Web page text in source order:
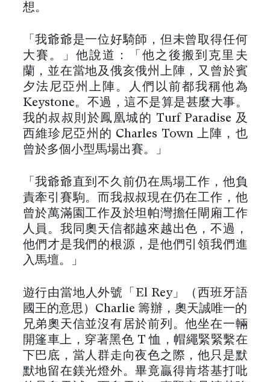
想。
「我爺爺是一位好騎師，但未曾取得任何
大賽。」他說道：「他之後搬到克里夫
蘭，並在當地及俄亥俄州上陣，又曾於賓
夕法尼亞州上陣。人們以前都我稱他為
Keystone。不過，這不是算是甚麼大事。
我的叔叔則於鳳凰城的 Turf Paradise 及
西維珍尼亞州的 Charles Town 上陣，也
曾於多個小型馬場出賽。」
「我爺爺直到不久前仍在馬場工作，他負
責牽引賽駒。而我叔叔現在仍在工作，他
曾於萬滿園工作及於坦帕灣擔任閘廂工作
人員。我同奧天信都越來越出色，不過，
他們才是我們的根源，是他們引領我們進
入馬壇。」
遊行由當地人外號「El Rey」（西班牙語
國王的意思）Charlie 籌辦，奧天誠唯一的
兄弟奧天信並沒有居於前列。他坐在一輛
開篷車上，穿著黑色 T 恤，帽繩緊緊繫在
下巴底，當人群走向夜色之際，他只是默
默地留在鎂光燈外。畢竟贏得肯塔基打吡